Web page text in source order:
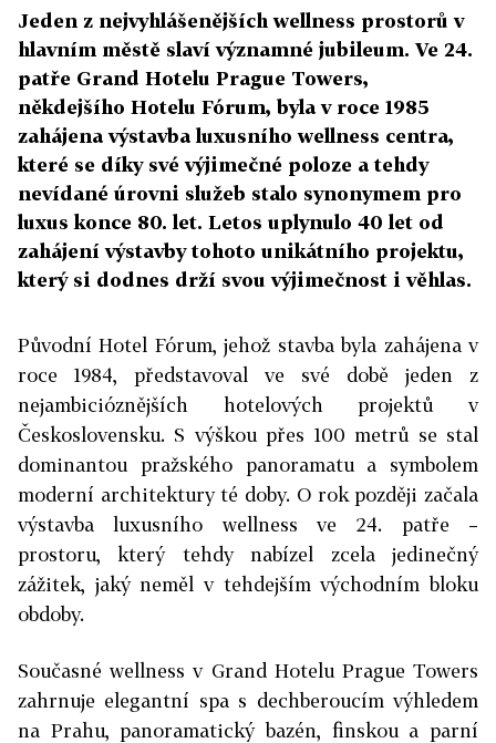
Jeden z nejvyhlášenějších wellness prostorů v
hlavním městě slaví významné jubileum. Ve 24.
patře Grand Hotelu Prague Towers,
někdejšího Hotelu Fórum, byla v roce 1985
zahájena výstavba luxusního wellness centra,
které se díky své výjimečné poloze a tehdy
nevídané úrovni služeb stalo synonymem pro
luxus konce 80. let. Letos uplynulo 40 let od
zahájení výstavby tohoto unikátního projektu,
který si dodnes drží svou výjimečnost i věhlas.
Původní Hotel Fórum, jehož stavba byla zahájena v
roce 1984, představoval ve své době jeden z
nejambicióznějších hotelových projektů v
Československu. S výškou přes 100 metrů se stal
dominantou pražského panoramatu a symbolem
moderní architektury té doby. O rok později začala
výstavba luxusního wellness ve 24. patře –
prostoru, který tehdy nabízel zcela jedinečný
zážitek, jaký neměl v tehdejším východním bloku
obdoby.
Současné wellness v Grand Hotelu Prague Towers
zahrnuje elegantní spa s dechberoucím výhledem
na Prahu, panoramatický bazén, finskou a parní